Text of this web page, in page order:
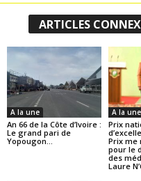
ARTICLES
A la une
An 66 de la Côte d’Ivoire :
Le grand pari de
Yopougon…
A la une
Prix
Prix me
pour le
des
Laure